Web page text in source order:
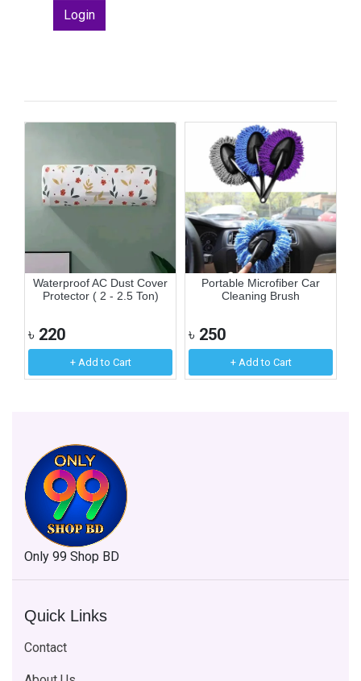
Login
Waterproof AC Dust Cover
Protector ( 2 - 2.5 Ton)
৳ 220
+ Add to Cart
Portable Microfiber Car
Cleaning Brush
৳ 250
+ Add to Cart
Only 99 Shop BD
Quick Links
Contact